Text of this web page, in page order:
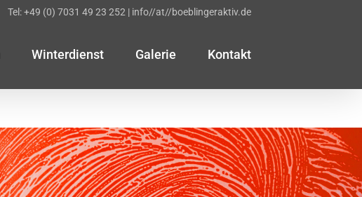
Tel: +49 (0) 7031 49 23 252 | info//at//boeblingeraktiv.de
Winterdienst Galerie Kontakt